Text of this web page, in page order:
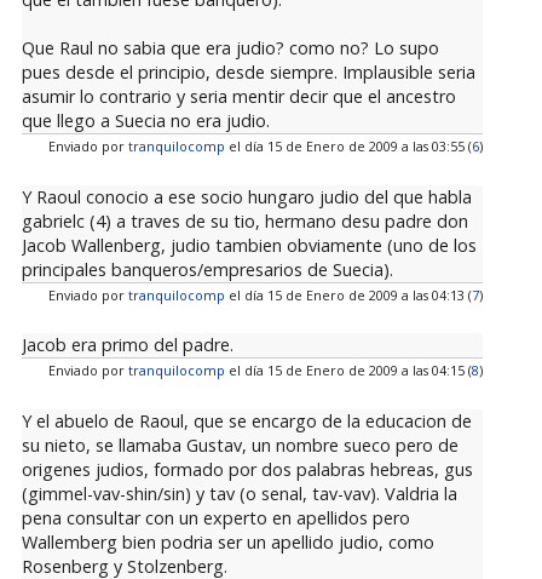
Que Raul no sabia que era judio? como no? Lo supo
pues desde el principio, desde siempre. Implausible seria
asumir lo contrario y seria mentir decir que el ancestro
que llego a Suecia no era judio.
Enviado por tranquilocomp el día 15 de Enero de 2009 a las 03:55 (6)
Y Raoul conocio a ese socio hungaro judio del que habla
gabrielc (4) a traves de su tio, hermano desu padre don
Jacob Wallenberg, judio tambien obviamente (uno de los
principales banqueros/empresarios de Suecia).
Enviado por tranquilocomp el día 15 de Enero de 2009 a las 04:13 (7)
Jacob era primo del padre.
Enviado por tranquilocomp el día 15 de Enero de 2009 a las 04:15 (8)
Y el abuelo de Raoul, que se encargo de la educacion de
su nieto, se llamaba Gustav, un nombre sueco pero de
origenes judios, formado por dos palabras hebreas, gus
(gimmel-vav-shin/sin) y tav (o senal, tav-vav). Valdria la
pena consultar con un experto en apellidos pero
Wallemberg bien podria ser un apellido judio, como
Rosenberg y Stolzenberg.